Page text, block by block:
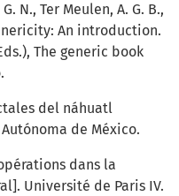
N., Ter Meulen, A. G. B.,
An introduction.
The generic book
del náhuatl
de México.
dans la
Université de Paris IV.